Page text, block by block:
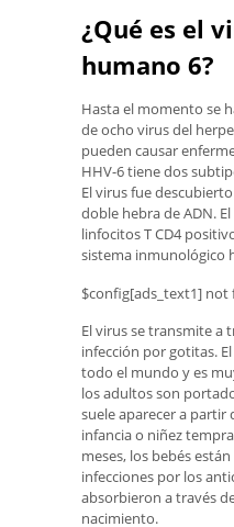
¿Qué es el
humano 6?
Hasta el momento se
de ocho virus del
pueden causar
HHV-6 tiene dos
El virus fue
doble hebra de ADN.
linfocitos T CD4
sistema inmunológico
$config[ads_text1] not
El virus se transmite a
infección por gotitas.
todo el mundo y es
los adultos son
suele aparecer a partir
infancia o niñez
meses, los bebés
infecciones por los
absorbieron a través
nacimiento.